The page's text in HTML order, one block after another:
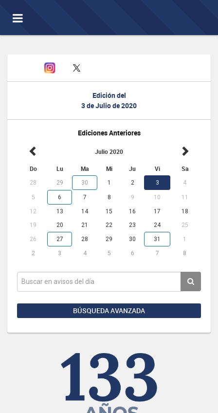
Toggle
navigation
Edición del
3 de Julio de 2020
Ediciones Anteriores
Julio 2020
Do Lu Ma Mi Ju Vi Sa
28 29 30 1 2 3 4
5 6 7 8 9 10 11
12 13 14 15 16 17
18
19
20 21 22 23 24 25
26 27 28 29 30 31 1
2 3 4 5 6 7 8
BÚSQUEDA AVANZADA